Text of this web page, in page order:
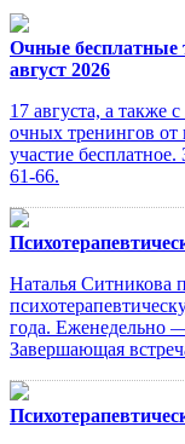
Очные бесплатные
август 2026
17 августа, а также
очных тренингов
участие
61-66.
Наталья Ситникова
года. Еженедельно
Завершающая